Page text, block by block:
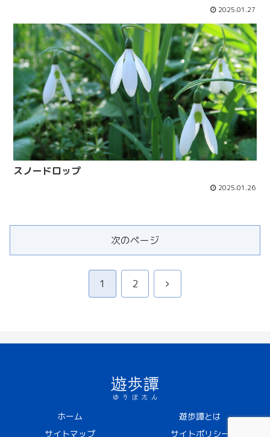
2025.01.27
スノードロップ
2025.01.26
次のページ
1 2
次
ホーム
遊歩譚とは
サイトマップ
サイトポリシー